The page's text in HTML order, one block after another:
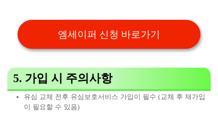
엠세이퍼 신청 바로가기
5. 가입 시 주의사항
유심 교체 전후 유심보호서비스 가입이 필수 (교체 후 재가입
이 필요할 수 있음)